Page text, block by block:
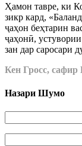
Ҳамон тавре, ки
зикр кард,
ҷаҳон беҳтарин
ҷаҳонӣ,
зан дар саросари
Кен Гросс,
Назари Шумо